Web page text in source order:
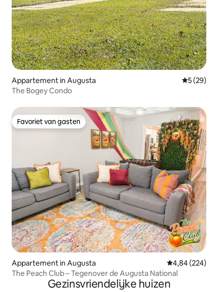
Appartement in Augusta
5 (29)
The Bogey Condo
Favoriet van gasten
Favoriet van gasten
Appartement in Augusta Gemiddelde
4,84 (224)
The Peach Club – Tegenover de Augusta National
Gezinsvriendelijke huizen